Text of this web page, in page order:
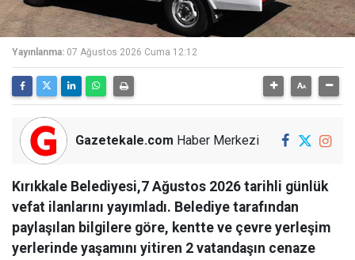
Yayınlanma: 07 Ağustos 2026 Cuma 12:12
Gazetekale.com Haber Merkezi
Kırıkkale Belediyesi,7 Ağustos 2026 tarihli günlük
vefat ilanlarını yayımladı. Belediye tarafından
paylaşılan bilgilere göre, kentte ve çevre yerleşim
yerlerinde yaşamını yitiren 2 vatandaşın cenaze